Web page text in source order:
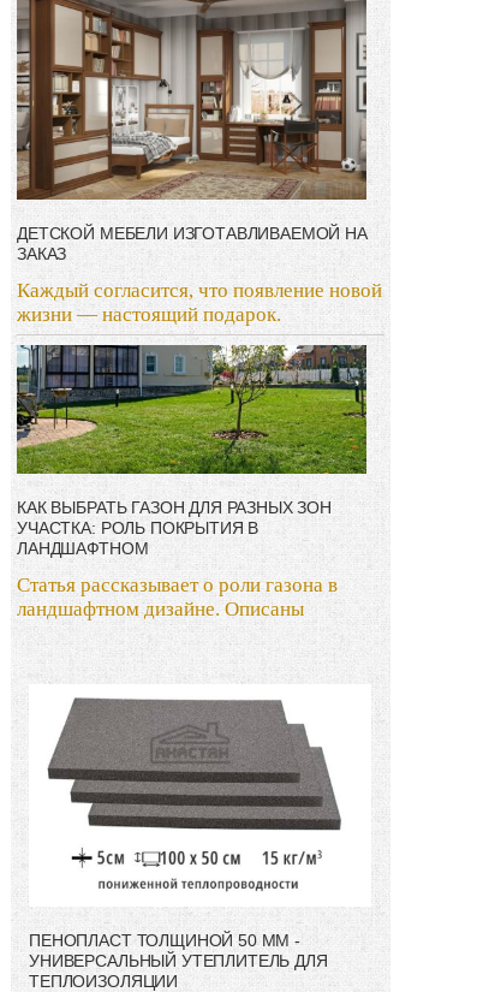
ДЕТСКОЙ МЕБЕЛИ ИЗГОТАВЛИВАЕМОЙ НА
ЗАКАЗ
Каждый согласится, что появление новой
жизни — настоящий подарок.
КАК ВЫБРАТЬ ГАЗОН ДЛЯ РАЗНЫХ ЗОН
УЧАСТКА: РОЛЬ ПОКРЫТИЯ В
ЛАНДШАФТНОМ
Статья рассказывает о роли газона в
ландшафтном дизайне. Описаны
ПЕНОПЛАСТ ТОЛЩИНОЙ 50 ММ -
УНИВЕРСАЛЬНЫЙ УТЕПЛИТЕЛЬ ДЛЯ
ТЕПЛОИЗОЛЯЦИИ